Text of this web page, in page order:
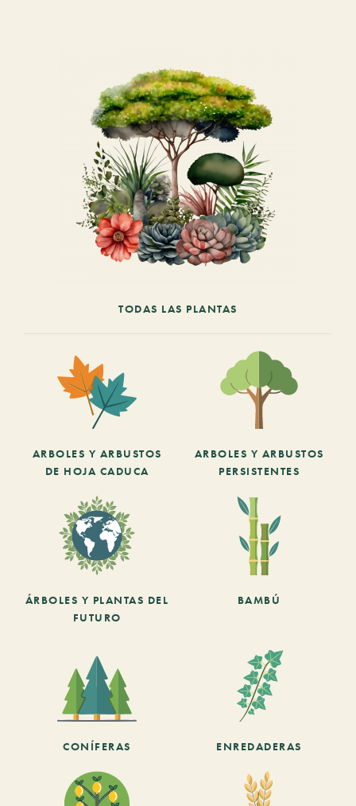
TODAS LAS PLANTAS
ARBOLES Y ARBUSTOS
DE HOJA CADUCA
ARBOLES Y ARBUSTOS
PERSISTENTES
ÁRBOLES Y PLANTAS DEL
FUTURO
BAMBÚ
CONÍFERAS ENREDADERAS